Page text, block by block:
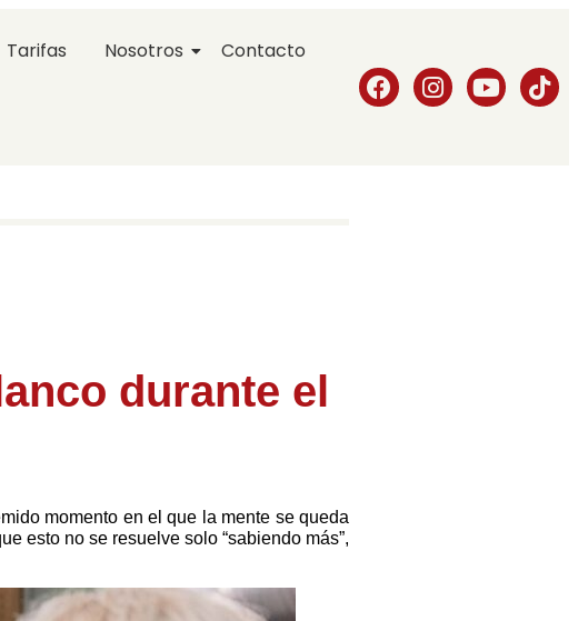
Tarifas Nosotros Contacto
durante el
momento en el que la mente se queda
esto no se resuelve solo “sabiendo más”,